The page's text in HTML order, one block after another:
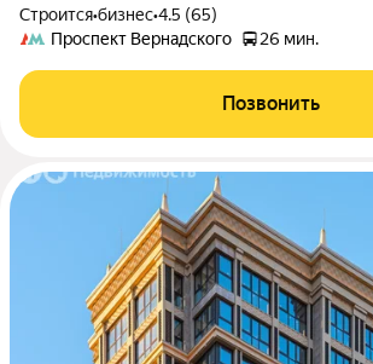
Строится•бизнес•4.5 (65)
Проспект Вернадского
26 мин.
Позвонить